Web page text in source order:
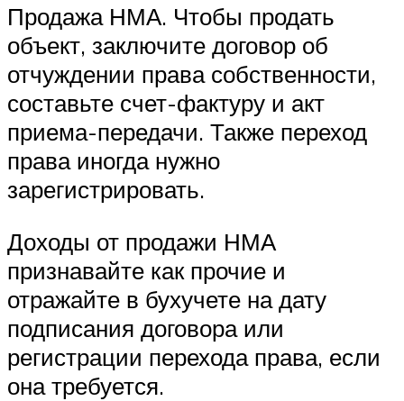
Продажа НМА. Чтобы продать
объект, заключите договор об
отчуждении права собственности,
составьте счет-фактуру и акт
приема-передачи. Также переход
права иногда нужно
зарегистрировать.
Доходы от продажи НМА
признавайте как прочие и
отражайте в бухучете на дату
подписания договора или
регистрации перехода права, если
она требуется.